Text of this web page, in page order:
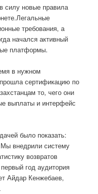
силу новые правила
требования, а
начался активный
платформы.
в нужном
сертификацию по
то, чего они
выплаты и интерфейс
было показать:
внедрили систему
возвратов
год аудитория
Айдар Кенжебаев,